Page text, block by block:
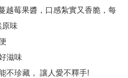
越莓果醬，口感紮實又香脆，每
味
滋味
不珍藏， 讓人愛不釋手!